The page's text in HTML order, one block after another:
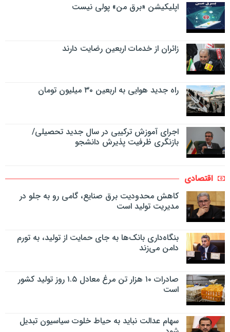
اپلیکیشن «برق من» پولی نیست
زائران از خدمات اربعین رضایت دارند
راه جدید هوایی به اربعین ۳۰ میلیون تومان
اجرای آموزش ترکیبی در سال جدید تحصیلی/
بازنگری ظرفیت پذیرش دانشجو
اقتصادی
کاهش محدودیت برق صنایع، گامی رو به جلو در
مدیریت تولید است
بنگاه‌داری بانک‌ها به جای حمایت از تولید، به تورم
دامن می‌زند
صادرات ۱۰ هزار تن مرغ معادل ۱.۵ روز تولید کشور
است
سهام عدالت نباید به حیاط خلوت سیاسیون تبدیل